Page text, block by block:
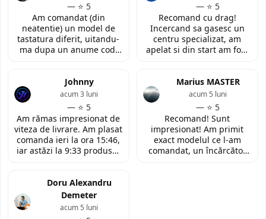
— ⭐ 5
Am comandat (din
neatentie) un model de
tastatura diferit, uitandu-
ma dupa un anume cod.
contactat in urma cererii
de retur si mi-au oferit
modelul potrivit de
tastatura pentru repararea
laptopului. Nu am ce
reprosa! Serviciu prompt si
de incredere!
— ⭐ 5
Recomand cu drag!
Incercand sa gasesc un
centru specializat, am
apelat si din start am fost
fata locului, am fost placut
impresionata de
amabilitatea si priceperea
personalului. Multumesc
tare mult pentru ajutorul
oferit!
Johnny
— ⭐ 5
acum 3 luni
Am rămas impresionat de
viteza de livrare. Am plasat
comanda ieri la ora 15:46,
iar astăzi la 9:33 produsul
exact conform descrierii,
ambalată corespunzător și
la un preț foarte
Marius MASTER
— ⭐ 5
acum 5 luni
Recomand! Sunt
impresionat! Am primit
exact modelul ce l-am
comandat, un încărcător
Doru Alexandru
Demeter
acum 5 luni